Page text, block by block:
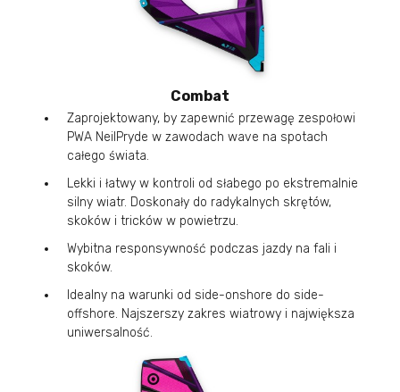
Combat
Zaprojektowany, by zapewnić przewagę zespołowi
PWA NeilPryde w zawodach wave na spotach
całego świata.
Lekki i łatwy w kontroli od słabego po ekstremalnie
silny wiatr. Doskonały do radykalnych skrętów,
skoków i tricków w powietrzu.
Wybitna responsywność podczas jazdy na fali i
skoków.
Idealny na warunki od side-onshore do side-
offshore. Najszerszy zakres wiatrowy i największa
uniwersalność.